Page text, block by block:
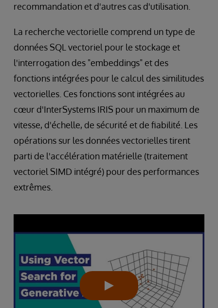
recommandation et d'autres cas d'utilisation.
La recherche vectorielle comprend un type de
données SQL vectoriel pour le stockage et
l'interrogation des "embeddings" et des
fonctions intégrées pour le calcul des similitudes
vectorielles. Ces fonctions sont intégrées au
cœur d'InterSystems IRIS pour un maximum de
vitesse, d'échelle, de sécurité et de fiabilité. Les
opérations sur les données vectorielles tirent
parti de l'accélération matérielle (traitement
vectoriel SIMD intégré) pour des performances
extrêmes.